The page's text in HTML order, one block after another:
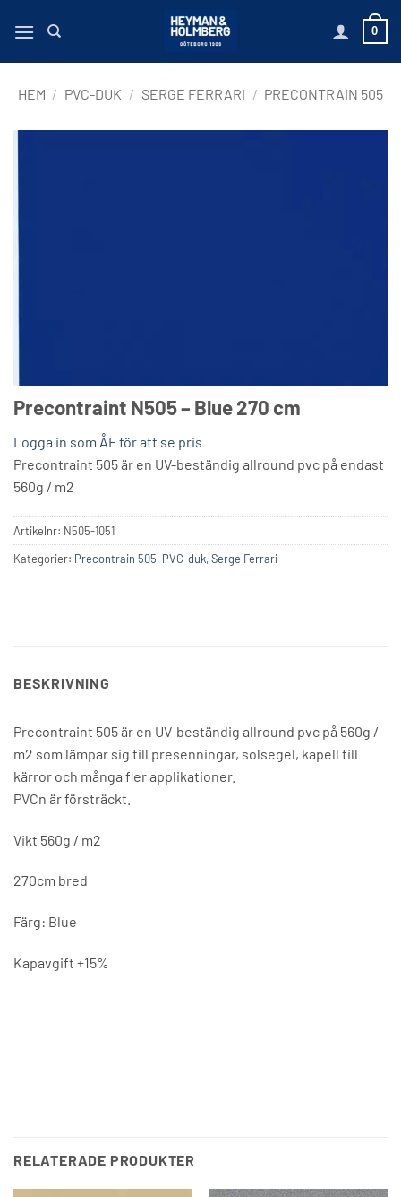
0
HEM / PVC-DUK / SERGE FERRARI / PRECONTRAIN 505
Precontraint N505 – Blue 270 cm
Logga in som ÅF för att se pris
Precontraint 505 är en UV-beständig allround pvc på endast
560g / m2
Artikelnr: N505-1051
Kategorier: Precontrain 505, PVC-duk,Serge Ferrari
BESKRIVNING
Precontraint 505 är en UV-beständig allround pvc på 560g /
m2 som lämpar sig till presenningar, solsegel, kapell till
kärror och många fler applikationer.
PVCn är försträckt.
Vikt 560g / m2
270cm bred
Färg: Blue
Kapavgift +15%
RELATERADE PRODUKTER